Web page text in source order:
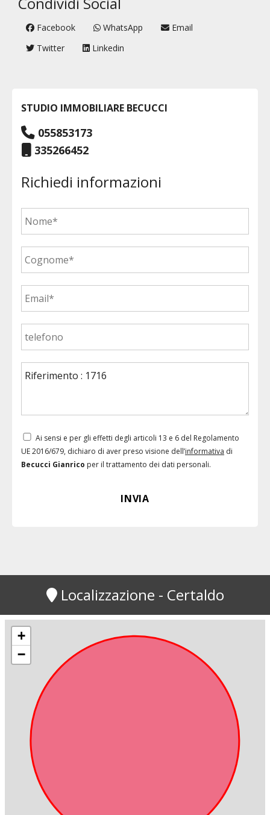
Facebook WhatsApp
Email
Twitter
Linkedin
STUDIO IMMOBILIARE BECUCCI
055853173
335266452
Richiedi informazioni
Ai sensi e per gli effetti degli articoli 13 e 6 del Regolamento
UE 2016/679, dichiaro di aver preso visione dell’informativa di
Becucci Gianrico per il trattamento dei dati personali.
Localizzazione - Certaldo